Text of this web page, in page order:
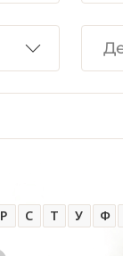
Р С Т У Ф